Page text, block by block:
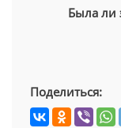
Была ли
Поделиться: